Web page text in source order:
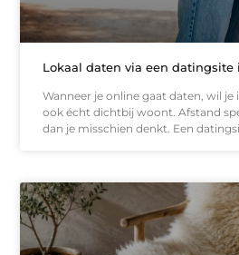
Lokaal daten via een datingsite
Wanneer je online gaat daten, wil
ook écht dichtbij woont. Afstand
dan je misschien denkt. Een